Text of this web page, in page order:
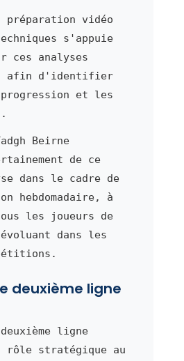
vidéo
s'appuie
ces analyses
afin d'identifier
et les
Beirne
de ce
dans le cadre de
hebdomadaire, à
les joueurs de
dans les
deuxième ligne
ligne
rôle stratégique au